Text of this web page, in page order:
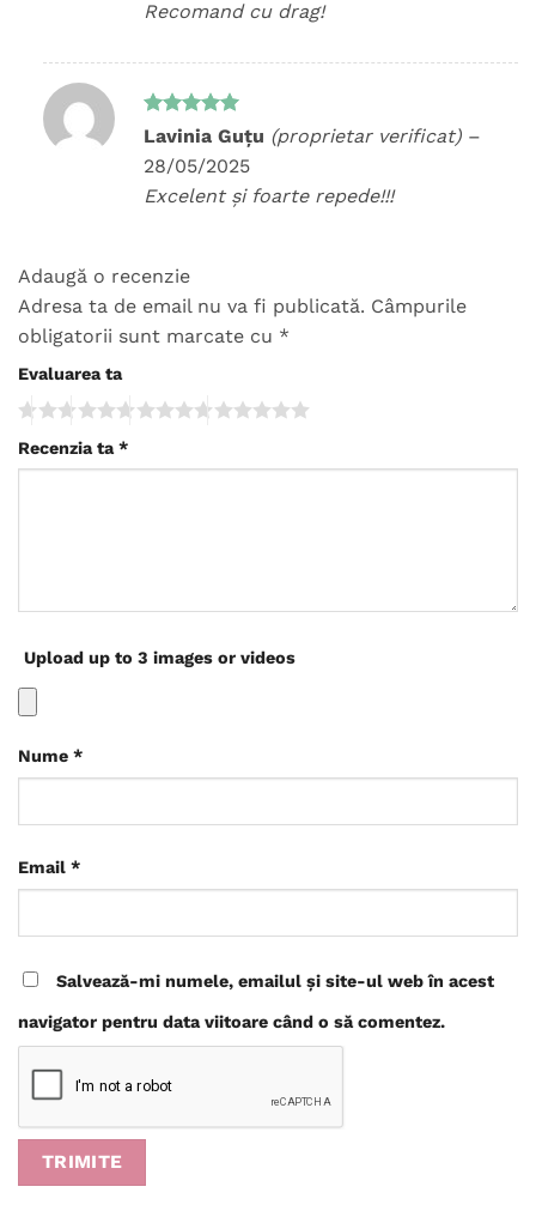
Recomand cu drag!
Evaluat la
Lavinia Guțu (proprietar verificat) –
28/05/2025
Excelent și foarte repede!!!
Adaugă o recenzie
Adresa ta de email nu va fi publicată. Câmpurile
obligatorii sunt marcate cu *
Evaluarea ta
Recenzia ta *
Upload up to 3 images or videos
Nume *
Email *
Salvează-mi numele, emailul și site-ul web în acest
navigator pentru data viitoare când o să comentez.